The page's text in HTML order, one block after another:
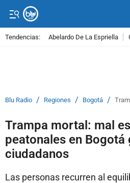
Tendencias: Abelardo De La Espriella
Blu Radio / Regiones / Bogotá /
Trampa mortal: mal
peatonales en Bogotá
ciudadanos
Las personas recurren al